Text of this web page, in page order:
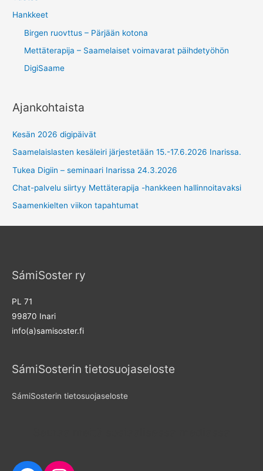
Hankkeet
Birgen ruovttus – Pärjään kotona
Mettäterapija – Saamelaiset voimavarat päihdetyöhön
DigiSaame
Ajankohtaista
Kesän 2026 digipäivät
Saamelaislasten kesäleiri järjestetään 15.-17.6.2026 Inarissa.
Tukea Digiin – seminaari Inarissa 24.3.2026
Chat-palvelu siirtyy Mettäterapija -hankkeen hallinnoitavaksi
Saamenkielten viikon tapahtumat
SámiSoster ry
PL 71
99870 Inari
info(a)samisoster.fi
SámiSosterin tietosuojaseloste
SámiSosterin tietosuojaseloste